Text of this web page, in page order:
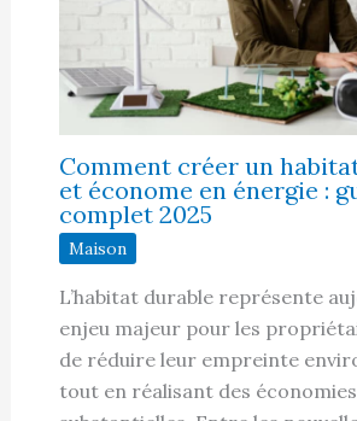
Comment créer un
et économe en énergie :
complet 2025
Maison
L’habitat durable représente
enjeu majeur pour les
de réduire leur empreinte
tout en réalisant des économies